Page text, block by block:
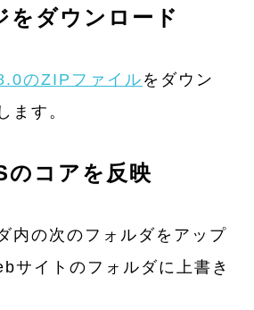
をダウンロード
のZIPファイル をダウン
ます。
コアを反映
内の次のフォルダをアップ
サイトのフォルダに上書き